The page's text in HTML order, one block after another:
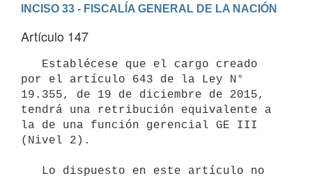
INCISO 33 - FISCALÍA GENERAL DE LA NACIÓN
Artículo 147
por el artículo 643 de la Ley N°
19.355, de 19 de diciembre de 2015,
tendrá una retribución equivalente a
la de una función gerencial GE III
(Nivel 2).